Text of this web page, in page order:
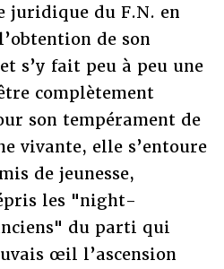
juridique du F.N. en
de son
s’y fait peu à peu une
complètement
son tempérament de
vivante, elle s’entoure
de jeunesse,
les "night-
du parti qui
œil l’ascension